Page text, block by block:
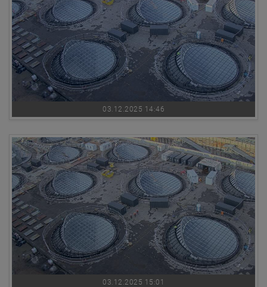
03.12.2025 14:46
03.12.2025 15:01